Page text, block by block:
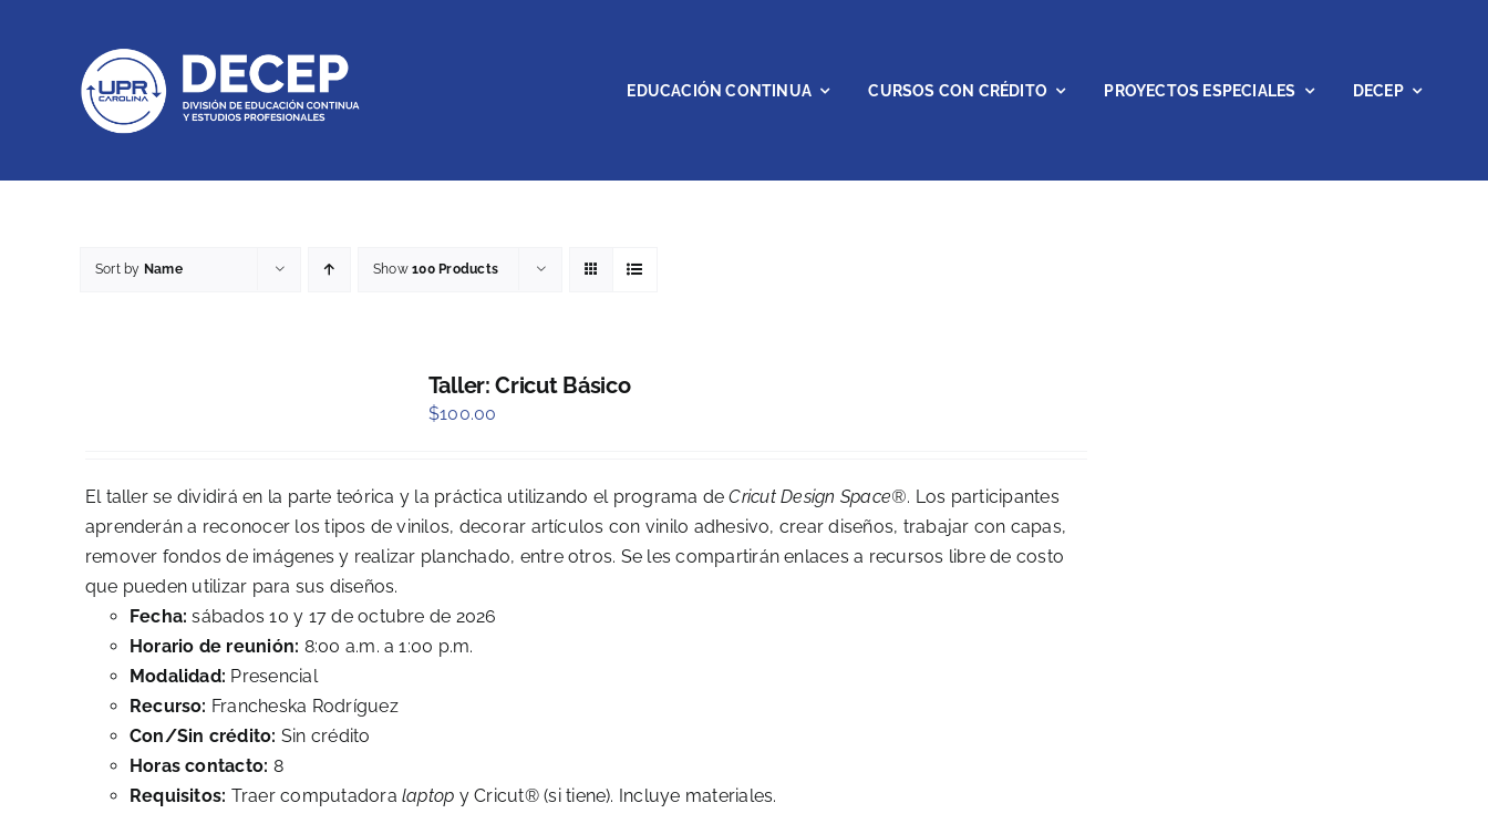
EDUCACIÓN CONTINUA CURSOS CON CRÉDITO PROYECTOS ESPECIALES DECEP
Sort by Name Show100 Products
Taller: Cricut Básico
$100.00
El taller se dividirá en la parte teórica y la práctica utilizando el programa deCricut Design Space®. Los participantes
aprenderán a reconocer los tipos de vinilos, decorar artículos con vinilo adhesivo, crear diseños, trabajar con capas,
remover fondos de imágenes y realizar planchado, entre otros. Se les compartirán enlaces a recursos libre de costo
que pueden utilizar para sus diseños.
Fecha: sábados 10 y 17 de octubre de 2026
Horario de reunión: 8:00 a.m. a 1:00 p.m.
Modalidad: Presencial
Recurso: Francheska Rodríguez
Con/Sin crédito: Sin crédito
Horas contacto: 8
Requisitos: Traer computadora laptop y Cricut® (si tiene). Incluye materiales.